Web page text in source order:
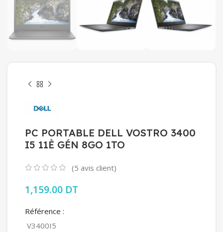
PC PORTABLE DELL VOSTRO 3400
I5 11È GÉN 8GO 1TO
(5 avis client)
1,159.00 DT
Référence :
V3400I5